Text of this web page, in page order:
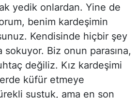
yedik onlardan. Yine de
benim kardeşimin
Kendisinde hiçbir şey
sokuyor. Biz onun parasına,
değiliz. Kız kardeşimi
küfür etmeye
sustuk, ama en son